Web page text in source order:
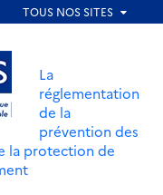
La
réglementation
de la
prévention des
la protection de